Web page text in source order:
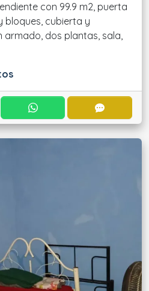
con 99.9 m2, puerta
bloques, cubierta y
armado, dos plantas, sala,
CONTACTAR POR